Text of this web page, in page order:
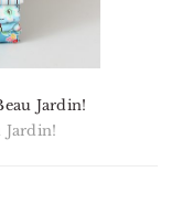
Jardin!